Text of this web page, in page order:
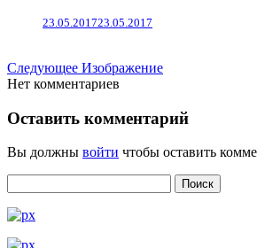
23.05.201723.05.2017
Следующее Изображение
Нет комментариев
Оставить комментарий
Вы должны войти чтобы оставить